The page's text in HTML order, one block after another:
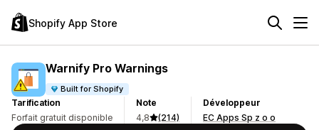
Shopify App Store
Warnify Pro Warnings
Built for Shopify
Tarification
Forfait gratuit disponible
Note
4,8
(214)
Développeur
EC Apps Sp z o o